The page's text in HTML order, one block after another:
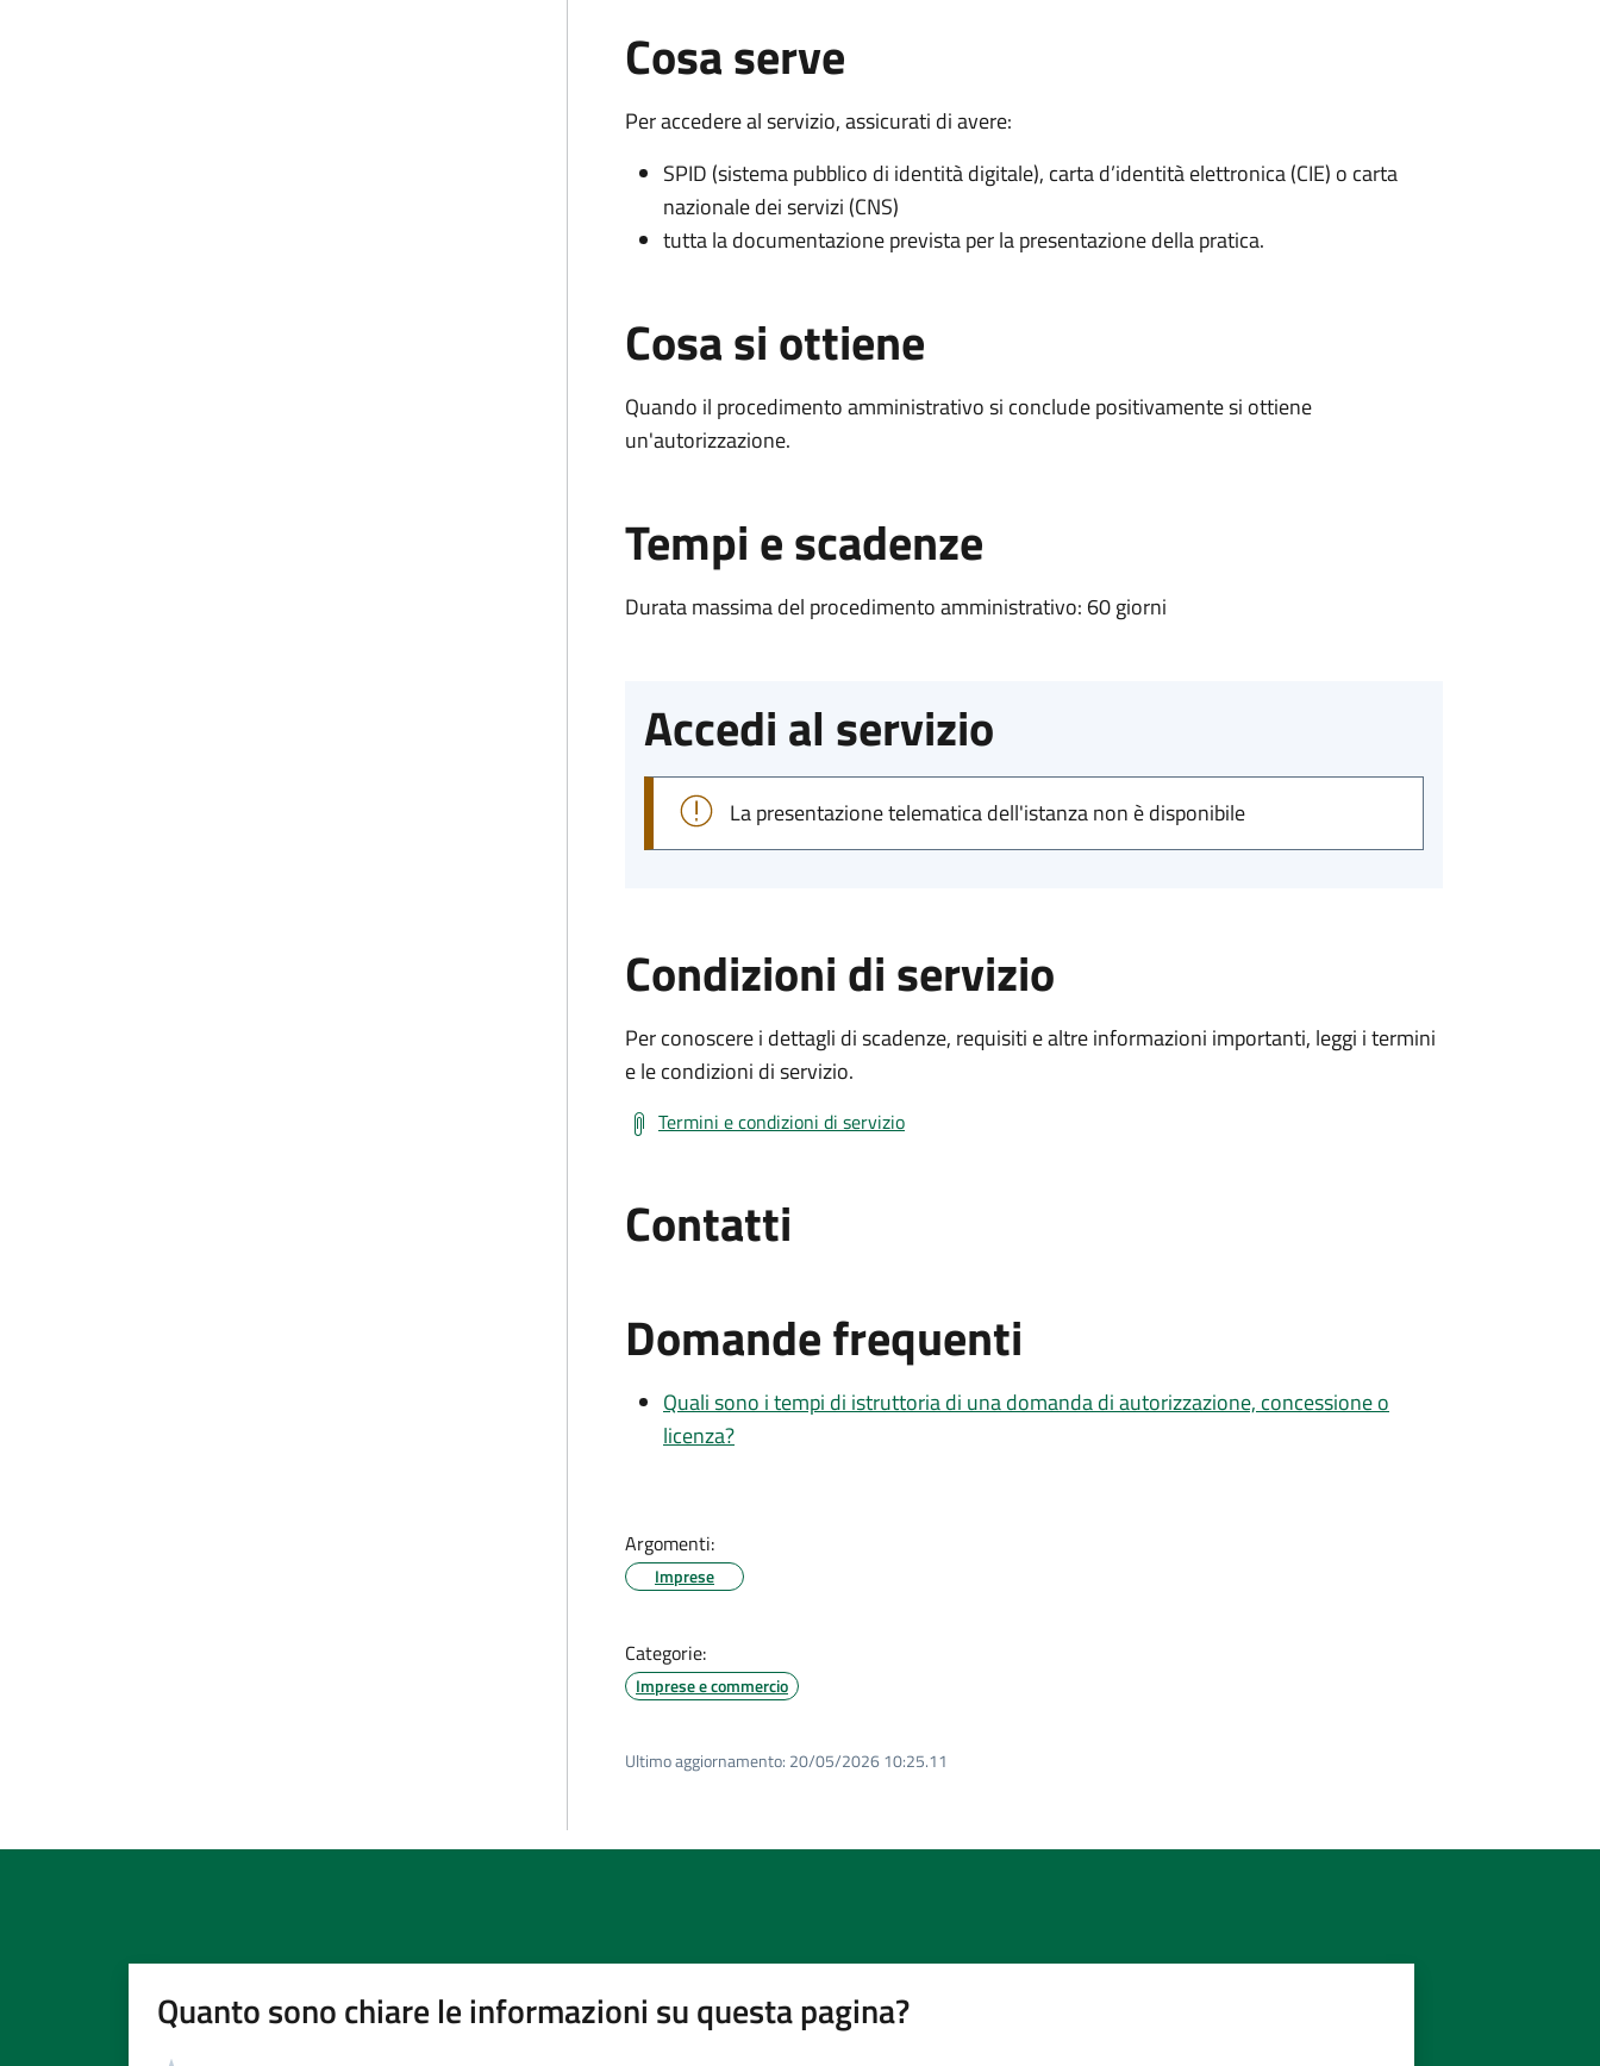
Cosa serve
Per accedere al servizio, assicurati di avere:
SPID (sistema pubblico di identità digitale), carta d’identità elettronica (CIE) o carta
nazionale dei servizi (CNS)
tutta la documentazione prevista per la presentazione della pratica.
Cosa si ottiene
Quando il procedimento amministrativo si conclude positivamente si ottiene
un'autorizzazione.
Tempi e scadenze
Durata massima del procedimento amministrativo: 60 giorni
Accedi al servizio
La presentazione telematica dell'istanza non è disponibile
Condizioni di servizio
Per conoscere i dettagli di scadenze, requisiti e altre informazioni importanti, leggi i termini
e le condizioni di servizio.
Termini e condizioni di servizio
Contatti
Domande frequenti
Quali sono i tempi di istruttoria di una domanda di autorizzazione, concessione o
licenza?
Argomenti:
Imprese
Categorie:
Imprese e commercio
Ultimo aggiornamento: 20/05/2026 10:25.11
Quanto sono chiare le informazioni su questa pagina?